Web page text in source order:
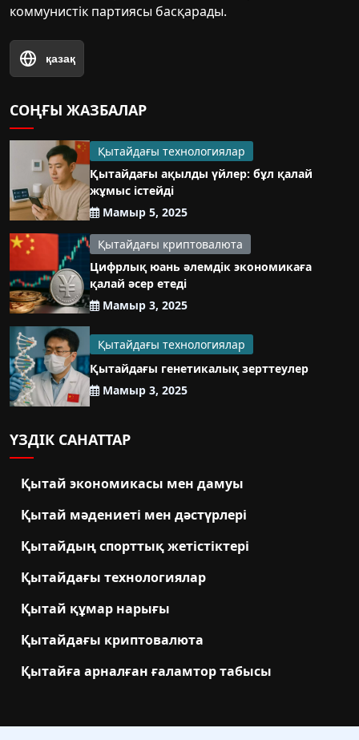
коммунистік партиясы басқарады.
қазақ
СОҢҒЫ ЖАЗБАЛАР
Қытайдағы технологиялар
Қытайдағы ақылды үйлер: бұл қалай
жұмыс істейді
Мамыр 5, 2025
Қытайдағы криптовалюта
Цифрлық юань әлемдік экономикаға
қалай әсер етеді
Мамыр 3, 2025
Қытайдағы технологиялар
Қытайдағы генетикалық зерттеулер
Мамыр 3, 2025
ҮЗДІК САНАТТАР
Қытай экономикасы мен дамуы
Қытай мәдениеті мен дәстүрлері
Қытайдың спорттық жетістіктері
Қытайдағы технологиялар
Қытай құмар нарығы
Қытайдағы криптовалюта
Қытайға арналған ғаламтор табысы